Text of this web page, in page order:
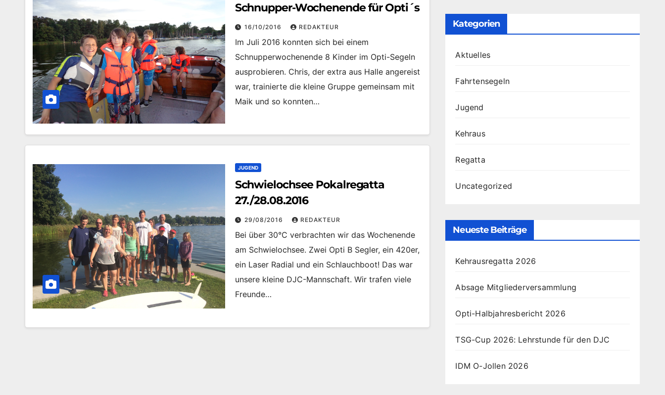
Schnupper-Wochenende für Opti´s
16/10/2016 REDAKTEUR
Im Juli 2016 konnten sich bei einem
Schnupperwochenende 8 Kinder im Opti-Segeln
ausprobieren. Chris, der extra aus Halle angereist
war, trainierte die kleine Gruppe gemeinsam mit
Maik und so konnten…
JUGEND
Schwielochsee Pokalregatta
27./28.08.2016
29/08/2016 REDAKTEUR
Bei über 30°C verbrachten wir das Wochenende
am Schwielochsee. Zwei Opti B Segler, ein 420er,
ein Laser Radial und ein Schlauchboot! Das war
unsere kleine DJC-Mannschaft. Wir trafen viele
Freunde…
Kategorien
Aktuelles
Fahrtensegeln
Jugend
Kehraus
Regatta
Uncategorized
Neueste Beiträge
Kehrausregatta 2026
Absage Mitgliederversammlung
Opti-Halbjahresbericht 2026
TSG-Cup 2026: Lehrstunde für den DJC
IDM O-Jollen 2026